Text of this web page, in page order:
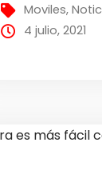
Moviles,
4 julio, 2021